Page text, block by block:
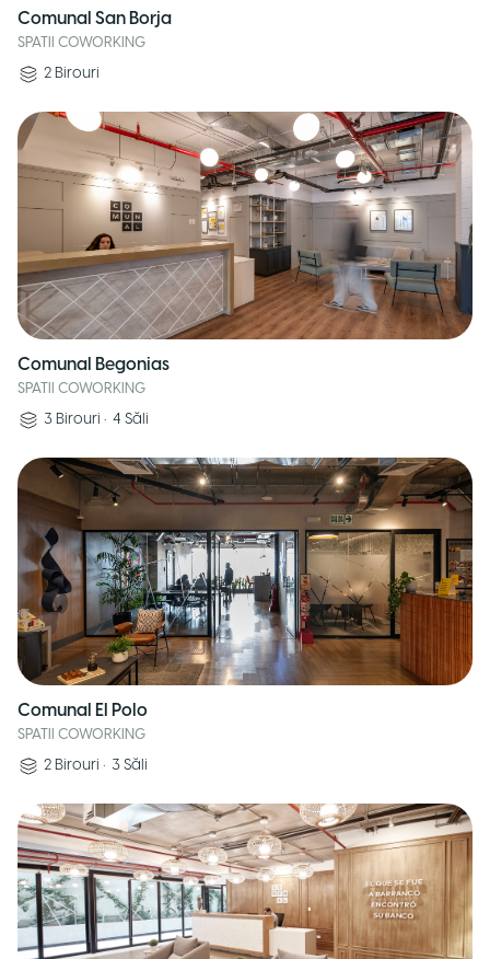
Comunal San Borja
SPATII COWORKING
2 Birouri
Comunal Begonias
SPATII COWORKING
3 Birouri • 4 Săli
Comunal El Polo
SPATII COWORKING
2 Birouri • 3 Săli